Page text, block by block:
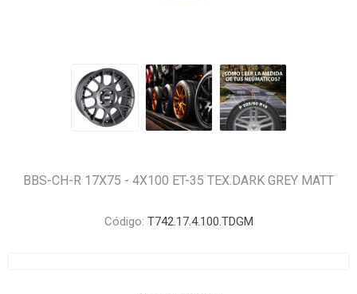
BBS-CH-R 17X75 - 4X100 ET-35 TEX.DARK GREY MATT
Código: T742.17.4.100.TDGM